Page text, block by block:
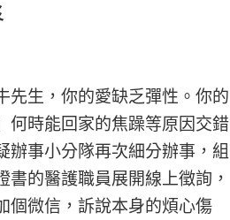
生，你的愛缺乏彈性。你的
何時能回家的焦躁等原因交錯
辦事小分隊再次細分辦事，組
的醫護職員展開線上徵詢，
個微信，訴說本身的煩心傷